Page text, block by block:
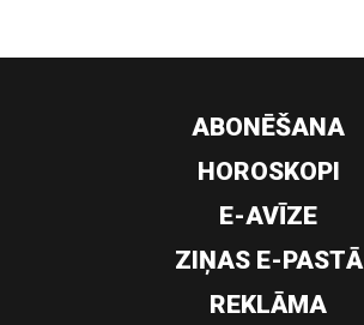
ABONĒŠANA
HOROSKOPI
E-AVĪZE
ZIŅAS E-PASTĀ
REKLĀMA